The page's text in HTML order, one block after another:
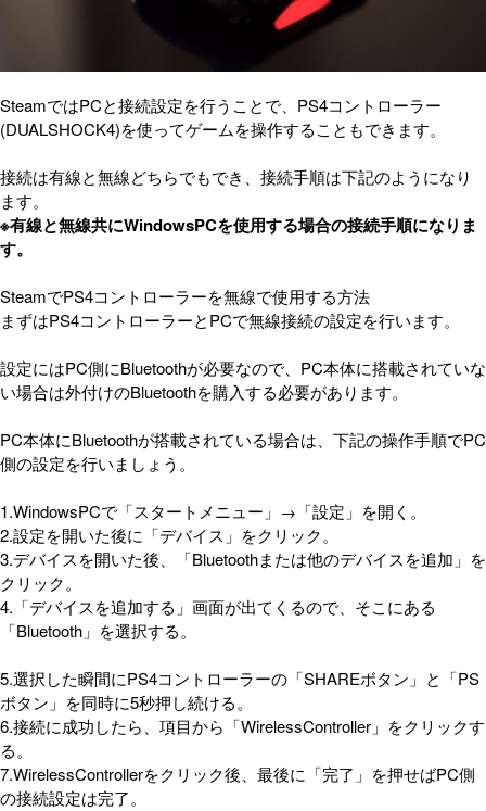
SteamではPCと接続設定を行うことで、PS4コントローラー
(DUALSHOCK4)を使ってゲームを操作することもできます。
接続は有線と無線どちらでもでき、接続手順は下記のようになり
ます。
※有線と無線共にWindowsPCを使用する場合の接続手順になりま
す。
SteamでPS4コントローラーを無線で使用する方法
まずはPS4コントローラーとPCで無線接続の設定を行います。
設定にはPC側にBluetoothが必要なので、PC本体に搭載されていな
い場合は外付けのBluetoothを購入する必要があります。
PC本体にBluetoothが搭載されている場合は、下記の操作手順でPC
側の設定を行いましょう。
1.WindowsPCで「スタートメニュー」→「設定」を開く。
2.設定を開いた後に「デバイス」をクリック。
3.デバイスを開いた後、「Bluetoothまたは他のデバイスを追加」を
クリック。
4.「デバイスを追加する」画面が出てくるので、そこにある
「Bluetooth」を選択する。
5.選択した瞬間にPS4コントローラーの「SHAREボタン」と「PS
ボタン」を同時に5秒押し続ける。
6.接続に成功したら、項目から「WirelessController」をクリックす
る。
7.WirelessControllerをクリック後、最後に「完了」を押せばPC側
の接続設定は完了。